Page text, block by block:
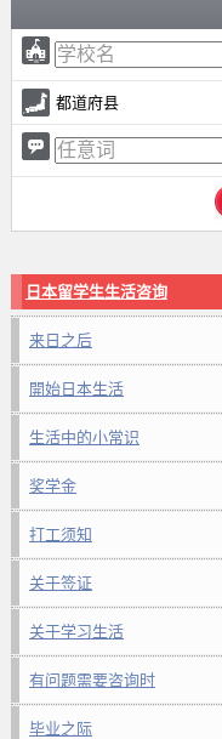
都道府县
日本留学生生活咨询
来日之后
開始日本生活
生活中的小常识
奖学金
打工须知
关于签证
关于学习生活
有问题需要咨询时
毕业之际